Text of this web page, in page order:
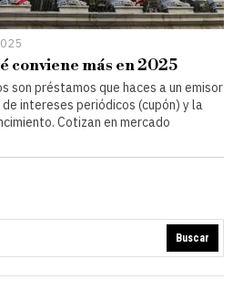
conviene más en 2025
son préstamos que haces a un emisor
intereses periódicos (cupón) y la
Cotizan en mercado
Buscar